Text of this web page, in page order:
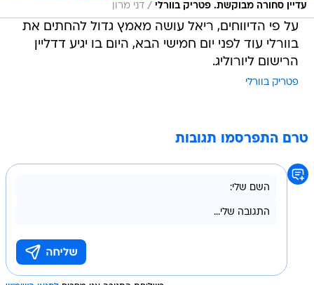
עדיין סחורה מבוקשת. פטריק בוורלי / דני מרון
על פי הדיווחים, ריאל עושה מאמץ גדול להחתים את
בוורלי עוד לפני יום חמישי הבא, היום בו יגיע דדליין
הרישום ליורוליג.
פטריק בוורלי
טרם התפרסמו תגובות